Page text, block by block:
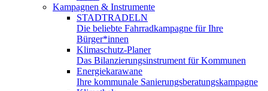
Kampagnen & Instrumente
STADTRADELN
Die beliebte Fahrradkampagne für Ihre
Bürger*innen
Klimaschutz-Planer
Das Bilanzierungsinstrument für Kommunen
Energiekarawane
Ihre kommunale Sanierungsberatungskampagne